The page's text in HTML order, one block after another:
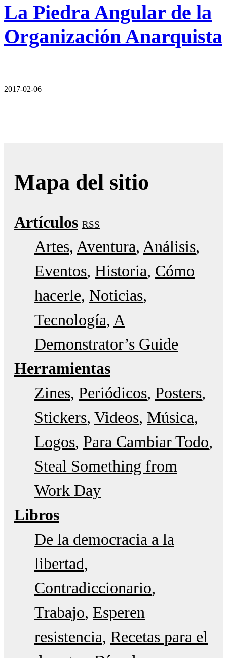
La Piedra Angular de la
Organización Anarquista
2017-02-06
Mapa del sitio
Artículos RSS
Artes Aventura Análisis
Eventos Historia Cómo
hacerle Noticias
Tecnología A
Demonstrator’s Guide
Herramientas
Zines Periódicos Posters
Stickers Videos Música
Logos Para Cambiar Todo
Steal Something from
Work Day
Libros
De la democracia a la
libertad
Contradiccionario
Trabajo Esperen
resistencia Recetas para el